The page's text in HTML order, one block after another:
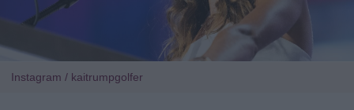
Instagram / kaitrumpgolfer